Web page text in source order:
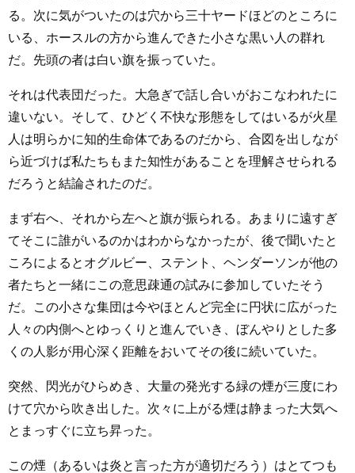
る。次に気がついたのは穴から三十ヤードほどのところに
いる、ホースルの方から進んできた小さな黒い人の群れ
だ。先頭の者は白い旗を振っていた。
それは代表団だった。大急ぎで話し合いがおこなわれたに
違いない。そして、ひどく不快な形態をしてはいるが火星
人は明らかに知的生命体であるのだから、合図を出しなが
ら近づけば私たちもまた知性があることを理解させられる
だろうと結論されたのだ。
まず右へ、それから左へと旗が振られる。あまりに遠すぎ
てそこに誰がいるのかはわからなかったが、後で聞いたと
ころによるとオグルビー、ステント、ヘンダーソンが他の
者たちと一緒にこの意思疎通の試みに参加していたそう
だ。この小さな集団は今やほとんど完全に円状に広がった
人々の内側へとゆっくりと進んでいき、ぼんやりとした多
くの人影が用心深く距離をおいてその後に続いていた。
突然、閃光がひらめき、大量の発光する緑の煙が三度にわ
けて穴から吹き出した。次々に上がる煙は静まった大気へ
とまっすぐに立ち昇った。
この煙（あるいは炎と言った方が適切だろう）はとてつも